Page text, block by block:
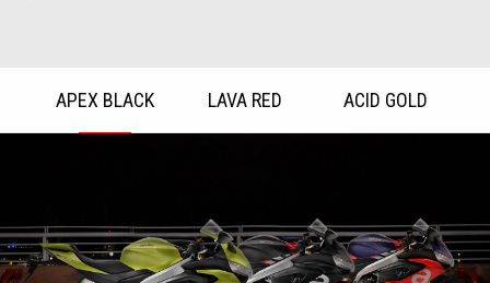
APEX BLACK LAVA RED ACID GOLD
Item